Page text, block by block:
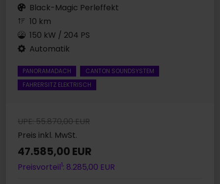
Black-Magic Perleffekt
10 km
150 kW / 204 PS
Automatik
PANORAMADACH
CANTON SOUNDSYSTEM
FAHRERSITZ ELEKTRISCH
UPE: 55.870,00 EUR
Preis inkl. MwSt.
47.585,00 EUR
Preisvorteil1: 8.285,00 EUR